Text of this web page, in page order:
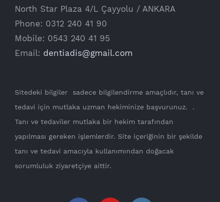
North Star Plaza 4/L Çayyolu / ANKARA
Phone: 0312 240 41 90
Mobile: 0543 240 41 95
Email: dentiadis@gmail.com
Sitedeki bilgiler sadece bilgilendirme amaçlıdır, tanı ve
tedavi için mutlaka uzman hekiminize başvurunuz. .
Tanı ve tedaviler mutlaka bir hekim tarafından
yapılması gereken işlemlerdir. Site içeriğinin bir şekilde
tanı ve tedavi amacıyla kullanımından doğacak
sorumluluk ziyaretçiye aittir.